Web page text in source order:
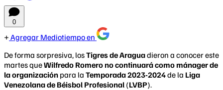
0
Agregar Mediotiempo en
De forma sorpresiva, losTigres de Araguadieron a conocer este
martes queWilfredo Romero no continuará como mánager de
la organización para la Temporada 2023-2024de la Liga
Venezolana de Béisbol Profesional (LVBP).